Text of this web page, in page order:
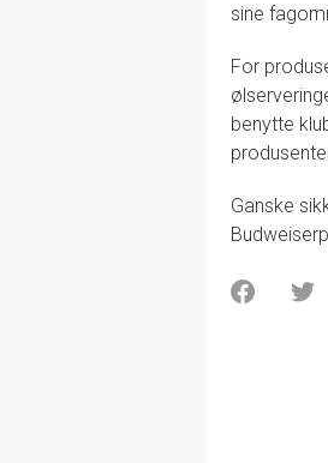
sine
For
benytte
Ganske